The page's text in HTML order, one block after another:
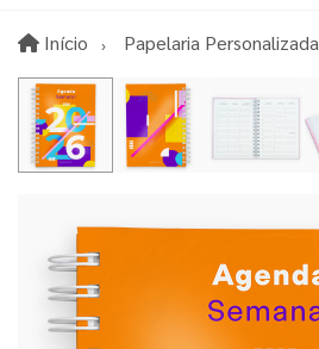
Início InícioPapelaria Personalizada